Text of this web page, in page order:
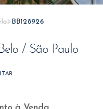
BB128926
/ São Paulo